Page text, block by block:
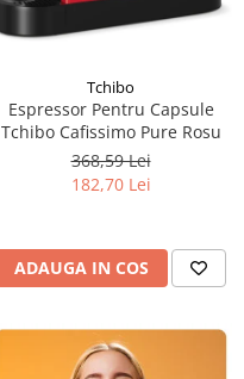
Tchibo
Espressor Pentru Capsule
Tchibo Cafissimo Pure Rosu
368,59 Lei
182,70 Lei
ADAUGA IN COS